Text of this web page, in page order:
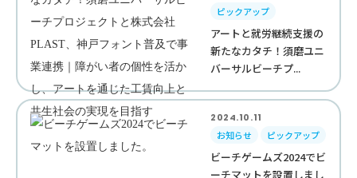
ピックアップ
アートと就労継続支援の
新たなカタチ！須磨ユニ
バーサルビーチプ...
2024.10.11
お知らせ
ピックアップ
ビーチゲームズ2024でビ
ーチマットを設置しまし